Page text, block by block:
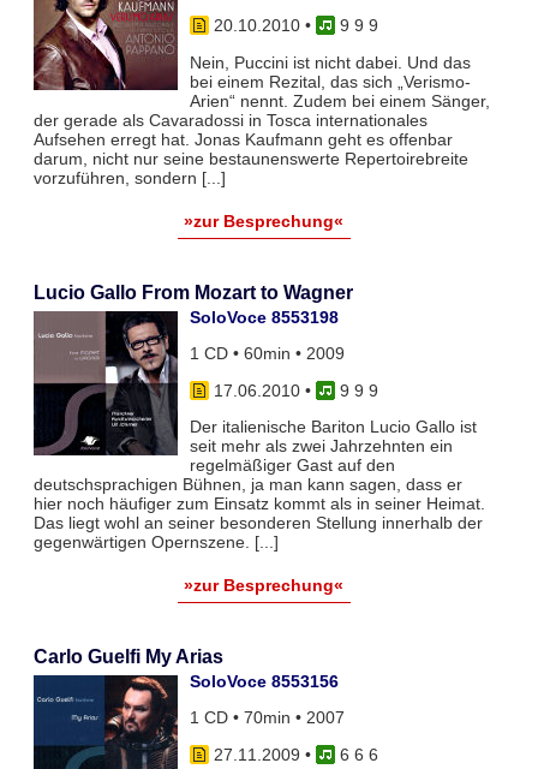
20.10.2010•
9 9 9
Nein, Puccini ist nicht dabei. Und das
bei einem Rezital, das sich „Verismo-
Arien“ nennt. Zudem bei einem Sänger,
der gerade als Cavaradossi in Tosca internationales
Aufsehen erregt hat. Jonas Kaufmann geht es offenbar
darum, nicht nur seine bestaunenswerte Repertoirebreite
vorzuführen, sondern [...]
»zur Besprechung«
Lucio Gallo From Mozart to Wagner
SoloVoce 8553198
1 CD • 60min • 2009
17.06.2010•
9 9 9
Der italienische Bariton Lucio Gallo ist
seit mehr als zwei Jahrzehnten ein
regelmäßiger Gast auf den
deutschsprachigen Bühnen, ja man kann sagen, dass er
hier noch häufiger zum Einsatz kommt als in seiner Heimat.
Das liegt wohl an seiner besonderen Stellung innerhalb der
gegenwärtigen Opernszene. [...]
»zur Besprechung«
Carlo Guelfi My Arias
SoloVoce 8553156
1 CD • 70min • 2007
27.11.2009 •
6 6 6